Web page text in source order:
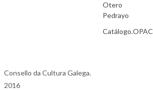
Otero
Pedrayo
Catálogo.OPAC
Consello da Cultura Galega.
2016